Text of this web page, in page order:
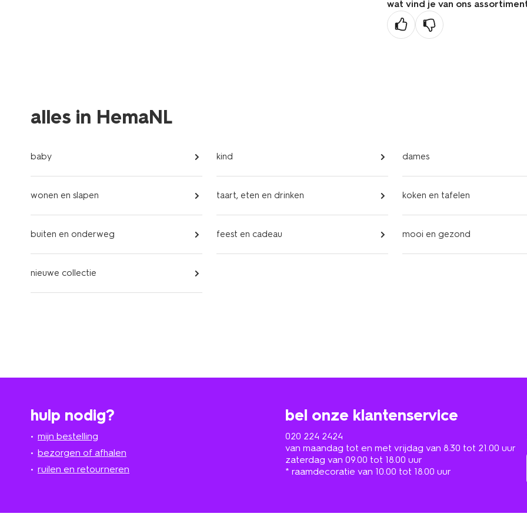
wat vind je van ons
alles in HemaNL
baby kind dames
wonen en slapen taart, eten en drinken koken en tafelen
buiten en onderweg feest en cadeau mooi en gezond
nieuwe collectie
hulp nodig?
mijn bestelling
bezorgen of afhalen
ruilen en retourneren
bel onze klantenservice
020 224 2424
van maandag tot en met vrijdag van 8.30 tot 21.00 uur
zaterdag van 09.00 tot 18.00 uur
* raamdecoratie van 10.00 tot 18.00 uur